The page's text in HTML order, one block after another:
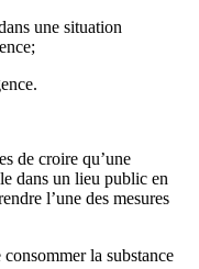
une situation
de croire qu’une
dans un lieu public en
l’une des mesures
la substance